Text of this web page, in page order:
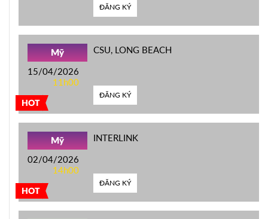
ĐĂNG KÝ
HOT
Mỹ
15/04/2026
11h00
CSU, LONG BEACH
ĐĂNG KÝ
HOT
Mỹ
02/04/2026
14h00
INTERLINK
ĐĂNG KÝ